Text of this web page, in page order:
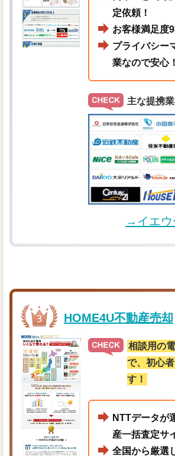
定依頼！
お客様満足度
プライバシー
業なので安心！
主な提携
→イエウ
HOME4U不動産売却
相談用の
で、初心
す！
NTTデータが
産一括査定サ
全国から厳選